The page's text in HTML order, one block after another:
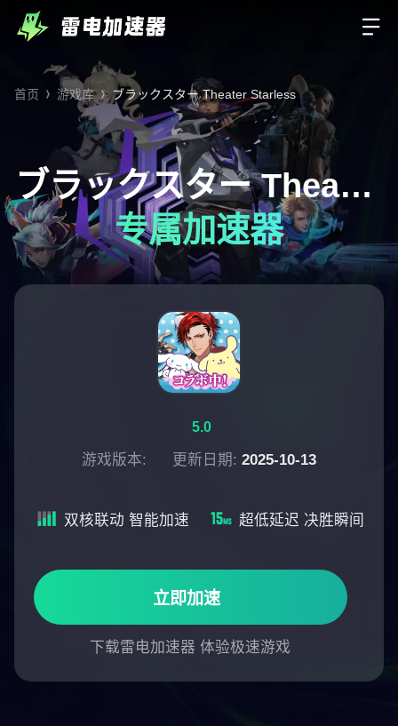
首页 游戏库 ブラックスター Theater Starless
ブラックスター Theater
Starless
专属加速器
5.0
游戏版本: 更新日期: 2025-10-13
立即加速
下载雷电加速器 体验极速游戏
双核联动 智能加速 超低延迟 决胜瞬间